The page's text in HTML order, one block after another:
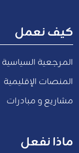
كيف نعمل
المرجعية السياسية
المنصات الإقليمية
مشاريع و مبادرات
ماذا نفعل